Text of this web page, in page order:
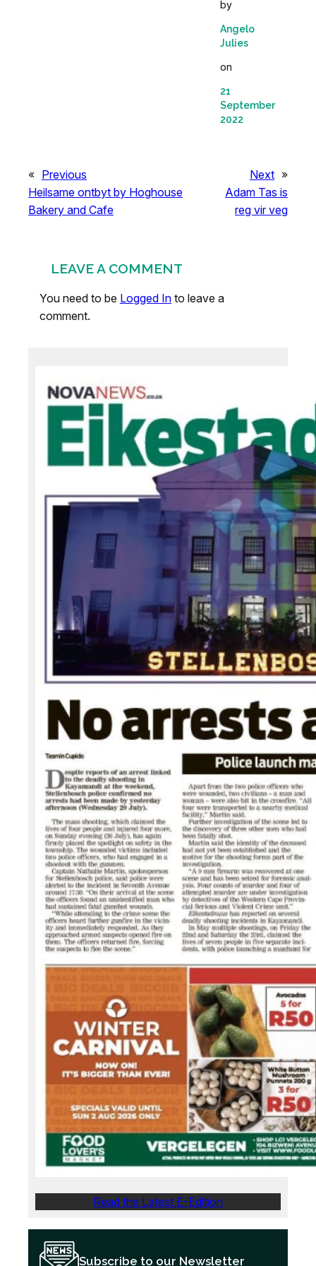
by
Angelo
Julies
on
21
September
2022
« Previous
Heilsame ontbyt by Hoghouse
Bakery and Cafe
Next »
Adam Tas is
reg vir veg
LEAVE A COMMENT
You need to be Logged In to leave a
comment.
Read the Latest E-Edition
Subscribe to our Newsletter